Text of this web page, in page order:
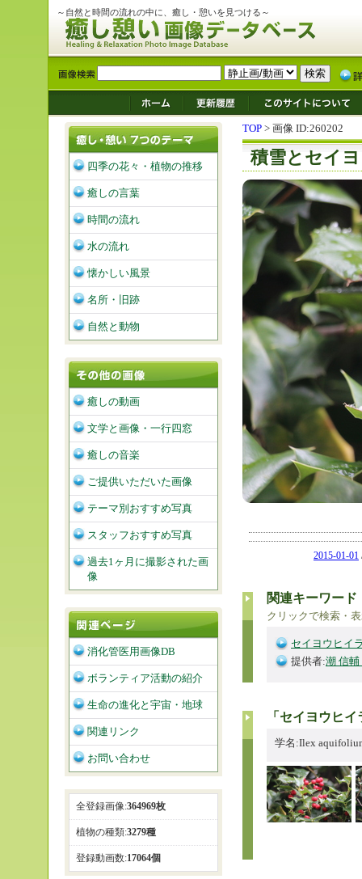
～自然と時間の流れの中に、癒し・憩いを見つける～
TOP > 画像 ID:260202
積雪とセイ
2015-01-01
関連キーワード
クリックで検索・
セイヨウヒイ
提供者:潮 信
「セイヨウヒ
学名:Ilex
四季の花々・植物の推移
癒しの言葉
時間の流れ
水の流れ
懐かしい風景
名所・旧跡
自然と動物
癒しの動画
文学と画像・一行四窓
癒しの音楽
ご提供いただいた画像
テーマ別おすすめ写真
スタッフおすすめ写真
過去1ヶ月に撮影された画
像
消化管医用画像DB
ボランティア活動の紹介
生命の進化と宇宙・地球
関連リンク
お問い合わせ
全登録画像:364969枚
植物の種類:3279種
登録動画数:17064個